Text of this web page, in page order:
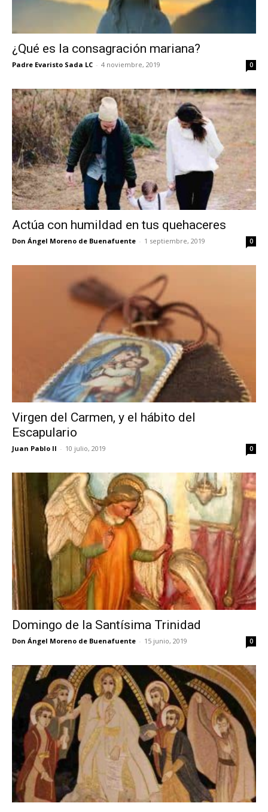
¿Qué es la consagración mariana?
Padre Evaristo Sada LC - 4 noviembre, 2019 0
Actúa con humildad en tus quehaceres
Don Ángel Moreno de Buenafuente - 1 septiembre, 2019 0
Virgen del Carmen, y el hábito del
Escapulario
Juan Pablo II - 10 julio, 2019 0
Domingo de la Santísima Trinidad
Don Ángel Moreno de Buenafuente - 15 junio, 2019 0